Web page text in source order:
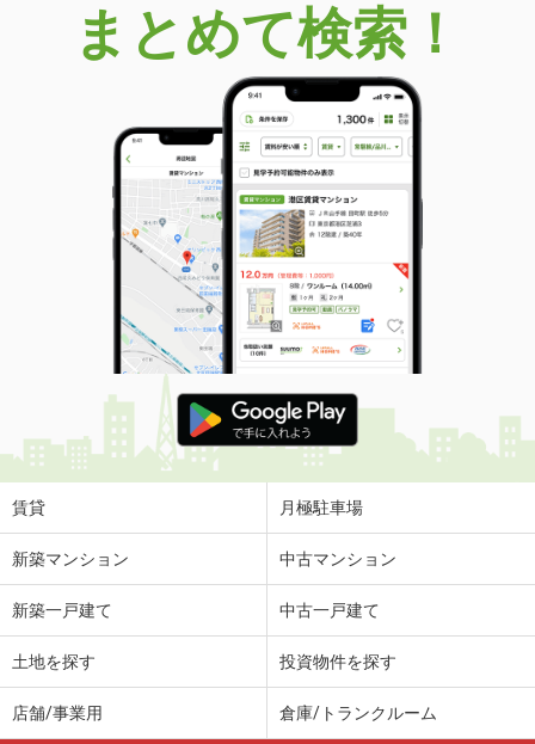
まとめて検索！
賃貸 月極駐車場
新築マンション 中古マンション
新築一戸建て 中古一戸建て
土地を探す 投資物件を探す
店舗/事業用 倉庫/トランクルーム